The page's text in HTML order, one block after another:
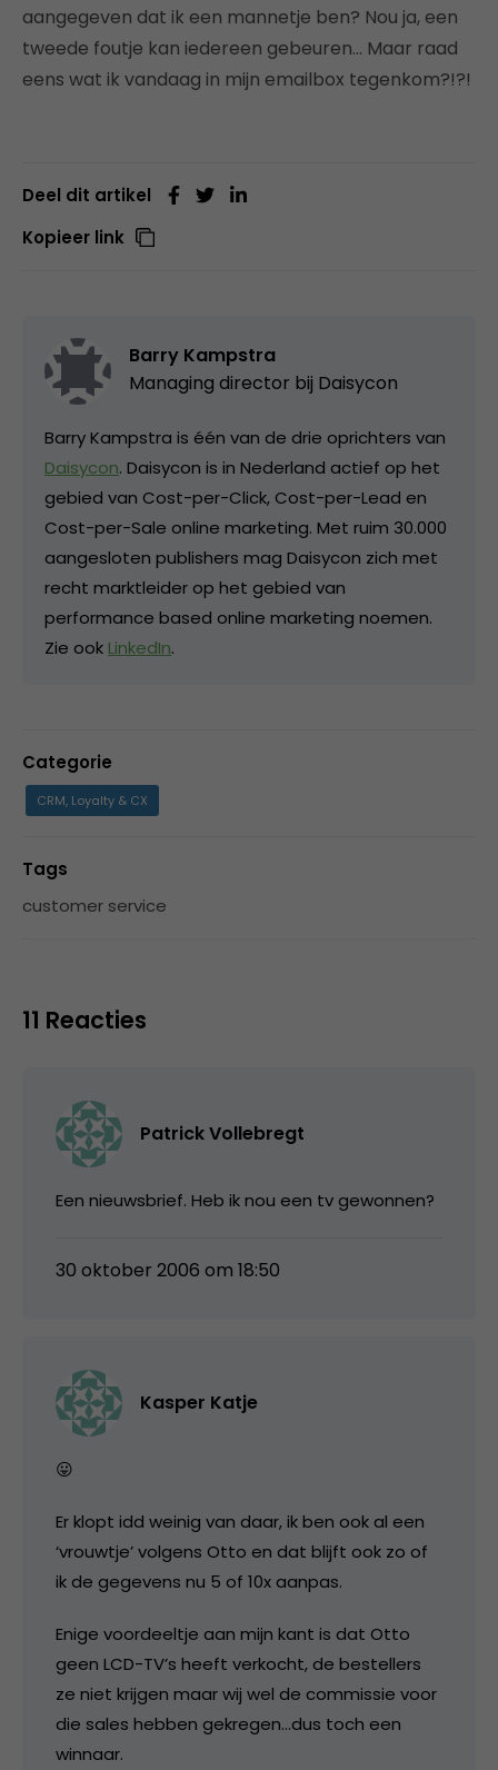
aangegeven dat ik een mannetje ben? Nou ja, een
tweede foutje kan iedereen gebeuren… Maar raad
eens wat ik vandaag in mijn emailbox tegenkom?!?!
Deel dit artikel
Kopieer link
Barry Kampstra
Managing director bij Daisycon
Barry Kampstra is één van de drie oprichters van
Daisycon. Daisycon is in Nederland actief op het
gebied van Cost-per-Click, Cost-per-Lead en
Cost-per-Sale online marketing. Met ruim 30.000
aangesloten publishers mag Daisycon zich met
recht marktleider op het gebied van
performance based online marketing noemen.
Zie ook LinkedIn.
Categorie
CRM, Loyalty & CX
Tags
customer service
11 Reacties
Patrick Vollebregt
Een nieuwsbrief. Heb ik nou een tv gewonnen?
30 oktober 2006 om 18:50
Kasper Katje
😛
Er klopt idd weinig van daar, ik ben ook al een
‘vrouwtje’ volgens Otto en dat blijft ook zo of
ik de gegevens nu 5 of 10x aanpas.
Enige voordeeltje aan mijn kant is dat Otto
geen LCD-TV’s heeft verkocht, de bestellers
ze niet krijgen maar wij wel de commissie voor
die sales hebben gekregen…dus toch een
winnaar.